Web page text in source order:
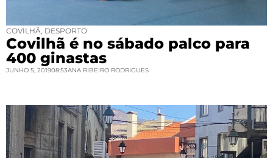
COVILHÃ DESPORTO
Covilhã é no sábado palco para
400 ginastas
JUNHO 5, 201908:53ANA RIBEIRO RODRIGUES